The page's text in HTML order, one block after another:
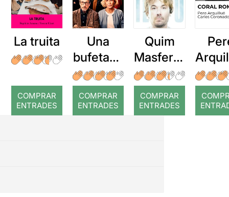
La truita
COMPRAR
ENTRADES
Una
bufetada
a temps
COMPRAR
ENTRADES
Quim
Masferre
r: Temps
COMPRAR
ENTRADES
: